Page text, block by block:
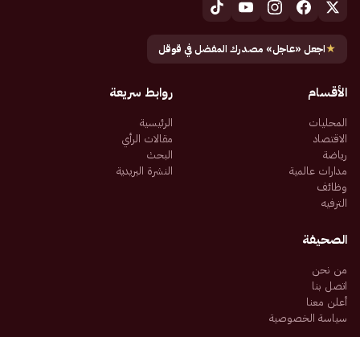
★اجعل «عاجل» مصدرك المفضل في قوقل
الأقسام
المحليات
الاقتصاد
رياضة
مدارات عالمية
وظائف
الترفيه
روابط سريعة
الرئيسية
مقالات الرأي
البحث
النشرة البريدية
الصحيفة
من نحن
اتصل بنا
أعلن معنا
سياسة الخصوصية